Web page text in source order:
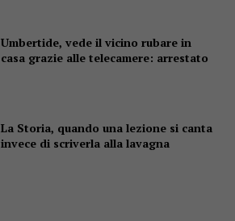
Umbertide, vede il vicino rubare in
casa grazie alle telecamere: arrestato
La Storia, quando una lezione si canta
invece di scriverla alla lavagna